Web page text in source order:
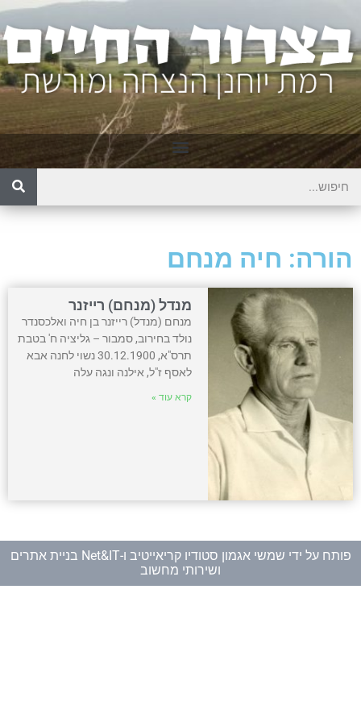
הורה: חיה מנחם
מנדל (מנחם) רייזנר
מנחם (מנדל) רייזנר בן חיה ואלכסנדר
נולד בחירוב, סמבור – גליציה ח' בטבת
תרס"א, 30.12.1900 נשוי לחנה אבא
לאסף ז"ל, אילנה ונגה עלה
קרא עוד »
פותח על ידי שמשי אגמון סטודיו קריאייטיב ו-
Net&IT בניית אתרים
ושירותי מחשוב